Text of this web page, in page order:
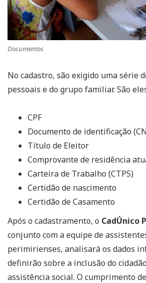
Documentos
No cadastro, são exigido uma série
pessoais e do grupo familiar. São
CPF
Documento de identificação
Título de Eleitor
Comprovante de residência
Carteira de Trabalho (CTPS)
Certidão de nascimento
Certidão de Casamento
Após o cadastramento, o CadÚnico
conjunto com a equipe de
perimirienses, analisará os dados
definirão sobre a inclusão do
assistência social. O cumprimento